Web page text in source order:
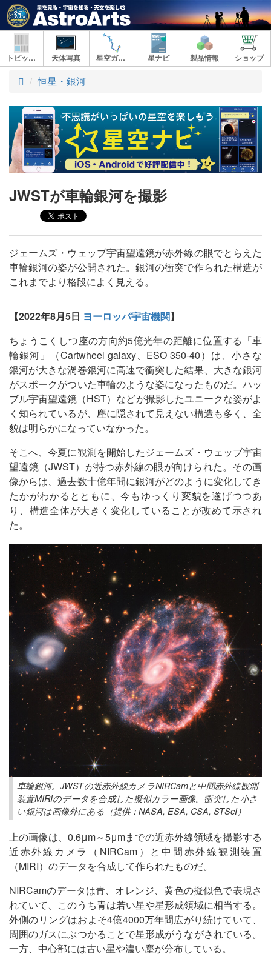
トピックス 天体写真 星空ガイド 星ナビ 製品情報 ショップ
ト
プ
恒星・銀河
JWSTが車輪銀河を撮影
ジェームズ・ウェッブ宇宙望遠鏡が赤外線の眼でとらえた
車輪銀河の姿が公開された。銀河の衝突で作られた構造が
これまでより格段によく見える。
【2022年8月5日 ヨーロッパ宇宙機関】
ちょうこくしつ座の方向約5億光年の距離に位置する「車
輪銀河」（Cartwheel galaxy、ESO 350-40）は、小さな
銀河が大きな渦巻銀河に高速で衝突した結果、大きな銀河
がスポークがついた車輪のような姿になったものだ。ハッ
ブル宇宙望遠鏡（HST）などが撮影したユニークな姿がよ
く知られているが、塵に隠されて見えない構造も多く、全
貌は明らかになっていなかった。
そこへ、今夏に観測を開始したジェームズ・ウェッブ宇宙
望遠鏡（JWST）が持つ赤外線の眼が向けられた。その画
像からは、過去数十億年間に銀河がどのように変化してき
たかがわかるとともに、今もゆっくり変貌を遂げつつあ
り、構造全体が大きく変化していることが改めて示され
た。
車輪銀河。JWSTの近赤外線カメラNIRCamと中間赤外線観測
装置MIRIのデータを合成した擬似カラー画像。衝突した小さ
い銀河は画像外にある（提供：NASA, ESA, CSA, STScI）
上の画像は、0.6μm～5μmまでの近赤外線領域を撮影する
近赤外線カメラ（NIRCam）と中間赤外線観測装置
（MIRI）のデータを合成して作られたものだ。
NIRCamのデータは青、オレンジ、黄色の擬似色で表現さ
れていて、このうち青は若い星や星形成領域に相当する。
外側のリングはおよそ4億4000万年間広がり続けていて、
周囲のガスにぶつかることで星形成がうながされている。
一方、中心部には古い星や濃い塵が分布している。